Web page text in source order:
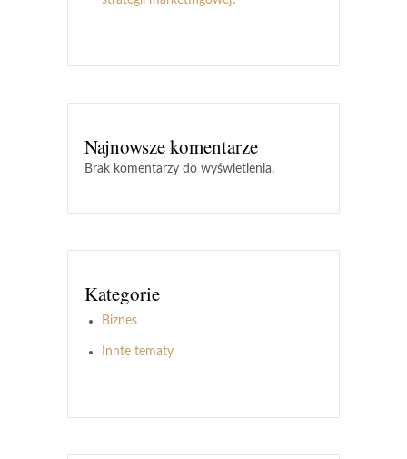
Najnowsze komentarze
Brak komentarzy do wyświetlenia.
Kategorie
Biznes
Innte tematy